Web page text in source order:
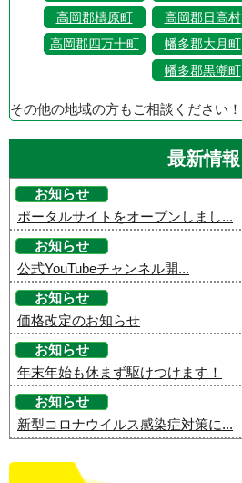
高岡郡檮原町
高岡郡日高村
高岡郡四万十町
幡多郡大月町
幡多郡黒潮町
その他の地域の方もご相談ください！
最新情報
お知らせ
ポータルサイトをオープンしまし...
お知らせ
公式YouTubeチャンネル開...
お知らせ
価格改定のお知らせ
お知らせ
年末年始も休まず駆けつけます！
お知らせ
新型コロナウイルス感染症対策に...